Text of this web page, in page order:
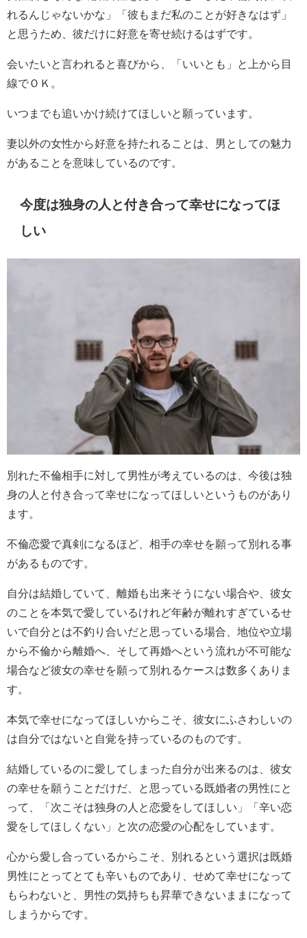
れるんじゃないかな」「彼もまだ私のことが好きなはず」
と思うため、彼だけに好意を寄せ続けるはずです。
会いたいと言われると喜びから、「いいとも」と上から目
線でＯＫ。
いつまでも追いかけ続けてほしいと願っています。
妻以外の女性から好意を持たれることは、男としての魅力
があることを意味しているのです。
今度は独身の人と付き合って幸せになってほ
しい
別れた不倫相手に対して男性が考えているのは、今後は独
身の人と付き合って幸せになってほしいというものがあり
ます。
不倫恋愛で真剣になるほど、相手の幸せを願って別れる事
があるものです。
自分は結婚していて、離婚も出来そうにない場合や、彼女
のことを本気で愛しているけれど年齢が離れすぎているせ
いで自分とは不釣り合いだと思っている場合、地位や立場
から不倫から離婚へ、そして再婚へという流れが不可能な
場合など彼女の幸せを願って別れるケースは数多くありま
す。
本気で幸せになってほしいからこそ、彼女にふさわしいの
は自分ではないと自覚を持っているのものです。
結婚しているのに愛してしまった自分が出来るのは、彼女
の幸せを願うことだけだ、と思っている既婚者の男性にと
って、「次こそは独身の人と恋愛をしてほしい」「辛い恋
愛をしてほしくない」と次の恋愛の心配をしています。
心から愛し合っているからこそ、別れるという選択は既婚
男性にとってとても辛いものであり、せめて幸せになって
もらわないと、男性の気持ちも昇華できないままになって
しまうからです。